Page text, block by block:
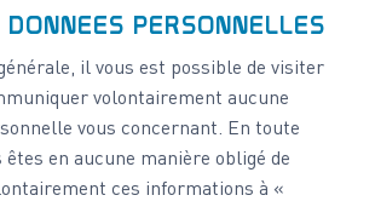
PERSONNELLES
il vous est possible de visiter
volontairement aucune
vous concernant. En toute
êtes en aucune manière obligé de
ces informations à «